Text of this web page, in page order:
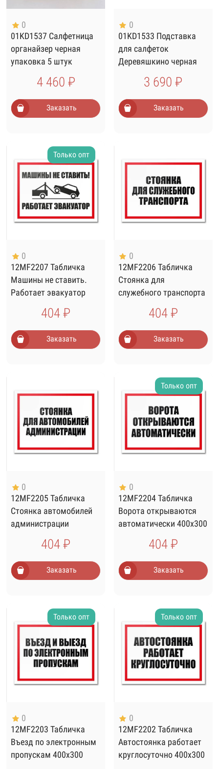
0
01KD1537 Салфетница
органайзер черная
упаковка 5 штук
4 460 ₽
Заказать
0
01KD1533 Подставка
для салфеток
Деревяшкино черная
упаковка 10 штук
3 690 ₽
Заказать
Только опт
0
12MF2207 Табличка
Машины не ставить.
Работает эвакуатор
404 ₽
Заказать
0
12MF2206 Табличка
Стоянка для
служебного транспорта
404 ₽
Заказать
0
12MF2205 Табличка
Стоянка автомобилей
администрации
404 ₽
Заказать
Только опт
0
12MF2204 Табличка
Ворота открываются
автоматически 400х300
404 ₽
Заказать
Только опт
0
12MF2203 Табличка
Въезд по электронным
пропускам 400х300
Только опт
0
12MF2202 Табличка
Автостоянка работает
круглосуточно 400х300